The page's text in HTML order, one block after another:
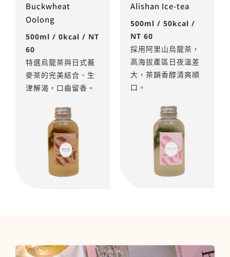
Buckwheat
Oolong
500ml / 0kcal / NT
60
特選烏龍茶與日式蕎
麥茶的完美結合、生
津解渴，口齒留香。
Alishan Ice-tea
500ml / 50kcal /
NT 60
採用阿里山烏龍茶，
高海拔產區日夜溫差
大，茶韻香醇清爽順
口。